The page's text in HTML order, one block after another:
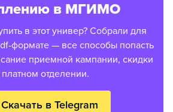
в МГИМО
в этот универ? Собрали для
формате — все способы попасть
приемной кампании, скидки
платном отделении.
Скачать в Telegram